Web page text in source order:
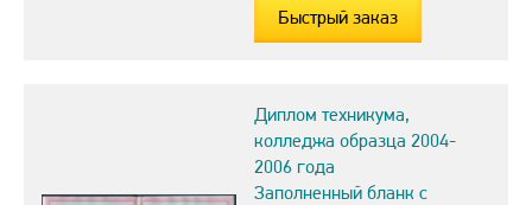
Быстрый заказ
Диплом техникума,
колледжа образца 2004-
2006 года
Заполненный бланк с